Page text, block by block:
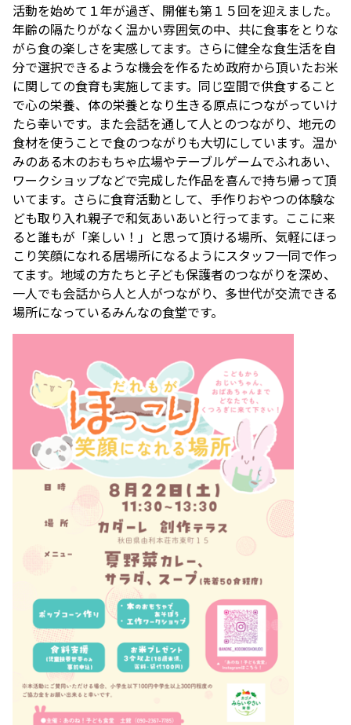
活動を始めて１年が過ぎ、開催も第１５回を迎えました。
年齢の隔たりがなく温かい雰囲気の中、共に食事をとりな
がら食の楽しさを実感してます。さらに健全な食生活を自
分で選択できるような機会を作るため政府から頂いたお米
に関しての食育も実施してます。同じ空間で供食すること
で心の栄養、体の栄養となり生きる原点につながっていけ
たら幸いです。また会話を通して人とのつながり、地元の
食材を使うことで食のつながりも大切にしています。温か
みのある木のおもちゃ広場やテーブルゲームでふれあい、
ワークショップなどで完成した作品を喜んで持ち帰って頂
いてます。さらに食育活動として、手作りおやつの体験な
ども取り入れ親子で和気あいあいと行ってます。ここに来
ると誰もが「楽しい！」と思って頂ける場所、気軽にほっ
こり笑顔になれる居場所になるようにスタッフ一同で作っ
てます。地域の方たちと子ども保護者のつながりを深め、
一人でも会話から人と人がつながり、多世代が交流できる
場所になっているみんなの食堂です。